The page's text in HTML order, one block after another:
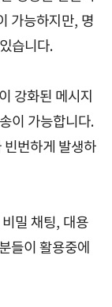
가능하지만, 명
습니다.
강화된 메시지
이 가능합니다.
빈번하게 발생하
밀 채팅, 대용
들이 활용중에